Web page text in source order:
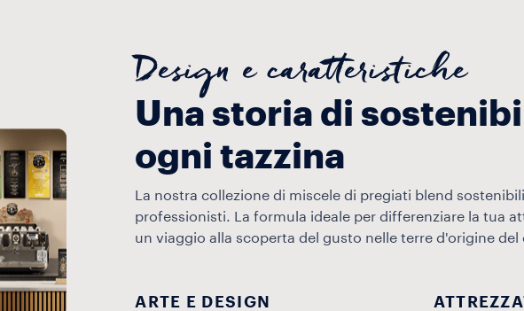
Design e caratteristiche
Una storia di
ogni tazzina
La nostra collezione di miscele di pregiati blend
professionisti. La formula ideale per differenziare la tua
un viaggio alla scoperta del gusto nelle terre d'origine del
ARTE E DESIGN